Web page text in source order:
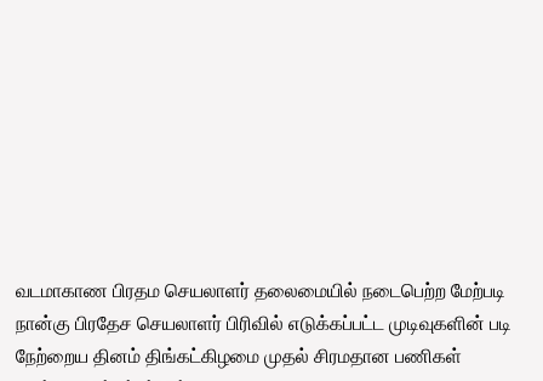
வடமாகாண பிரதம செயலாளர் தலைமையில் நடைபெற்ற மேற்படி
நான்கு பிரதேச செயலாளர் பிரிவில் எடுக்கப்பட்ட முடிவுகளின் படி
நேற்றைய தினம் திங்கட்கிழமை முதல் சிரமதான பணிகள்